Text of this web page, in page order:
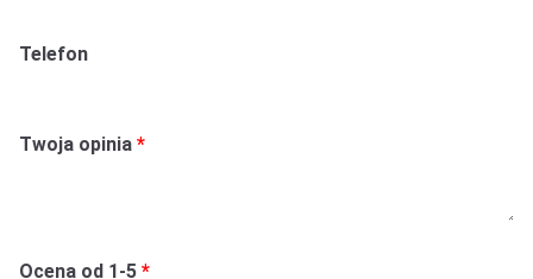
Telefon
Twoja opinia
Ocena od 1-5